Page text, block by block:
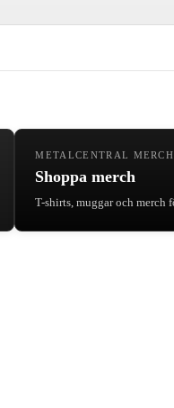
METALCENTRAL MERCH
Shoppa merch
T-shirts, muggar och merch